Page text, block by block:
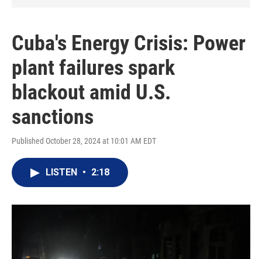
Cuba's Energy Crisis: Power
plant failures spark
blackout amid U.S.
sanctions
Published October 28, 2024 at 10:01 AM EDT
LISTEN • 2:18